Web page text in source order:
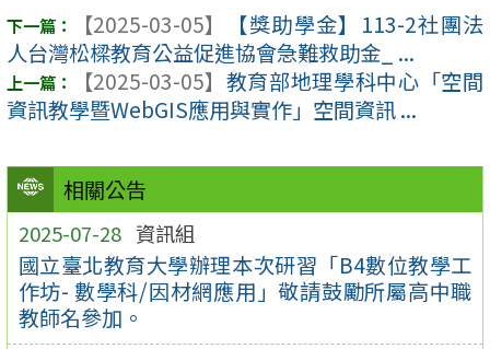
相關公告
2025-07-28 資訊組
國立臺北教育大學辦理本次研習「B4數位教學工
作坊- 數學科/因材網應用」敬請鼓勵所屬高中職
教師名參加。
【2025-03-05】
【獎助學金】113-2社團法
人台灣松樑教育公益促進協會急難救助金_ ...
【2025-03-05】 教育部地理學科中心「空間
資訊教學暨WebGIS應用與實作」空間資訊 ...